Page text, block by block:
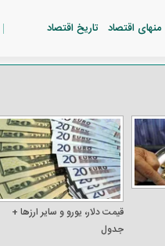
منهای اقتصاد تاریخ اقتصاد
قیمت دلار، یورو و سایر ارز‌ها +
جدول